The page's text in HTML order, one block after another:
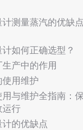
计测量蒸汽的优缺
如何正确选型？
产中的作用
用维护
与维护全指南：
运行
的优缺点